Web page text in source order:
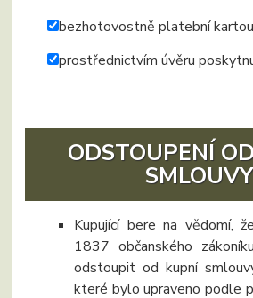
bezhotovostně platební kartou
prostřednictvím úvěru
ODSTOUPENÍ
SMLOUVY
Kupující bere na vědomí,
1837 občanského
odstoupit od kupní
které bylo upraveno podle